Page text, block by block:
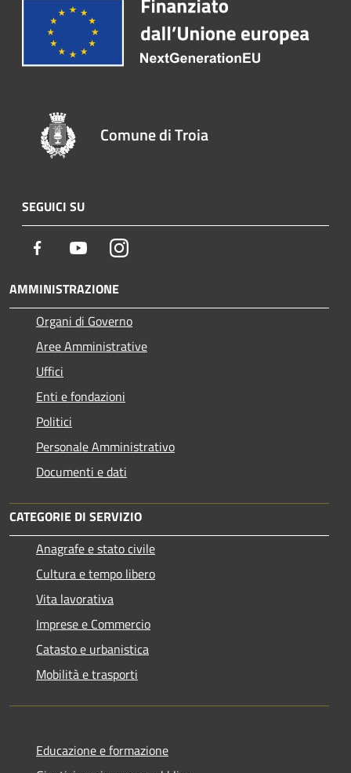
Comune di Troia
SEGUICI SU
Facebook YoutubeInstagram
AMMINISTRAZIONE
Organi di Governo
Aree Amministrative
Uffici
Enti e fondazioni
Politici
Personale Amministrativo
Documenti e dati
CATEGORIE DI SERVIZIO
Anagrafe e stato civile
Cultura e tempo libero
Vita lavorativa
Imprese e Commercio
Catasto e urbanistica
Mobilità e trasporti
Educazione e formazione